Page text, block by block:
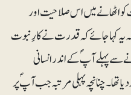
اٹھانے میں اس صلاحیت اور
یہ کہا جائے کہ قدرت نے کارِ نبوت
سے پہلے آپؐ کے اندر انسانی
تھا۔ چنانچہ پہلی مرتبہ جب آپؐ پر